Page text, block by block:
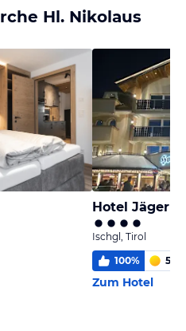
Hl. Nikolaus
Hotel
Ischgl, Tirol
100% 5,1
Zum Hotel